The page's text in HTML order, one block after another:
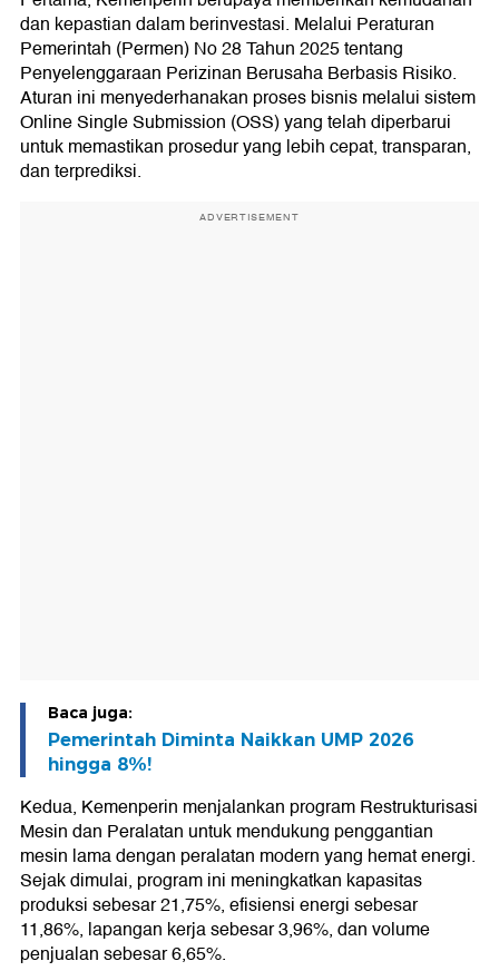
dan kepastian dalam berinvestasi. Melalui Peraturan
Pemerintah (Permen) No 28 Tahun 2025 tentang
Penyelenggaraan Perizinan Berusaha Berbasis Risiko.
Aturan ini menyederhanakan proses bisnis melalui sistem
Online Single Submission (OSS) yang telah diperbarui
untuk memastikan prosedur yang lebih cepat, transparan,
dan terprediksi.
ADVERTISEMENT
Baca juga:
Pemerintah Diminta Naikkan UMP 2026
hingga 8%!
Kedua, Kemenperin menjalankan program Restrukturisasi
Mesin dan Peralatan untuk mendukung penggantian
mesin lama dengan peralatan modern yang hemat energi.
Sejak dimulai, program ini meningkatkan kapasitas
produksi sebesar 21,75%, efisiensi energi sebesar
11,86%, lapangan kerja sebesar 3,96%, dan volume
penjualan sebesar 6,65%.